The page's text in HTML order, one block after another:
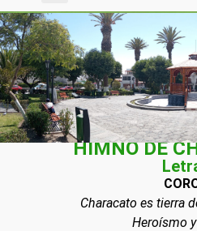
Distrito
HIMNO DE
Characato es tierra
Heroísmo